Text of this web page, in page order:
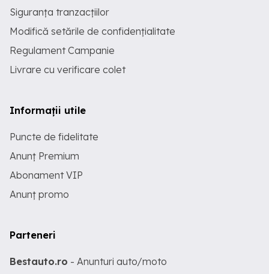
Siguranța tranzacțiilor
Modifică setările de confidențialitate
Regulament Campanie
Livrare cu verificare colet
Informații utile
Puncte de fidelitate
Anunț Premium
Abonament VIP
Anunț promo
Parteneri
Bestauto.ro - Anunturi auto/moto